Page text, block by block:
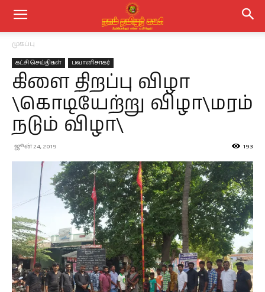
முகப்பு
கட்சி செய்திகள் பவானிசாகர்
கிளை திறப்பு விழா
\கொடியேற்று விழா\மரம்
நடும் விழா\
ஜூன் 24, 2019 193